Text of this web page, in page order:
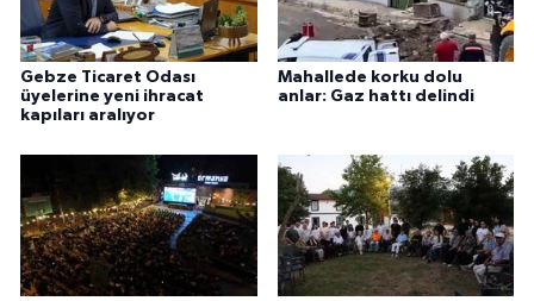
Gebze Ticaret Odası
üyelerine yeni ihracat
kapıları aralıyor
Mahallede korku dolu
anlar: Gaz hattı delindi